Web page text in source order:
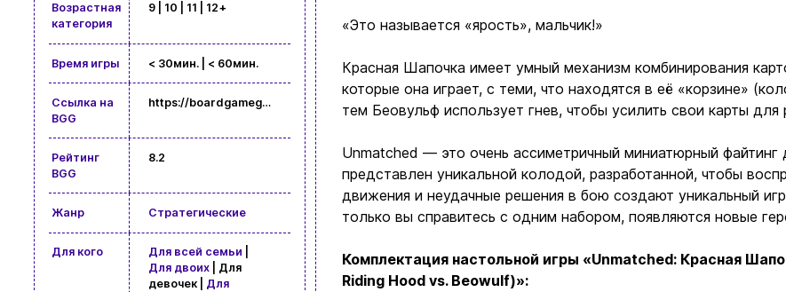
Возрастная
категория
9 | 10 | 11 | 12+
Время игры < 30мин. | < 60мин.
Ссылка на
BGG
https://boardgamegeek.com/boardgame/325635
Рейтинг
BGG
8.2
Жанр Стратегические
Для кого Для всей семьи
Для двоих| Для
девочек | Для
«Это называется «ярость», мальчик!»
Красная Шапочка имеет умный механизм комбинирования
которые она играет, с теми, что находятся в её «корзине»
тем Беовульф использует гнев, чтобы усилить свои карты для
Unmatched — это очень ассиметричный миниатюрный
представлен уникальной колодой, разработанной, чтобы
движения и неудачные решения в бою создают уникальный
только вы справитесь с одним набором, появляются новые
Комплектация настольной игры «Unmatched: Красная
Riding Hood vs. Beowulf)»: